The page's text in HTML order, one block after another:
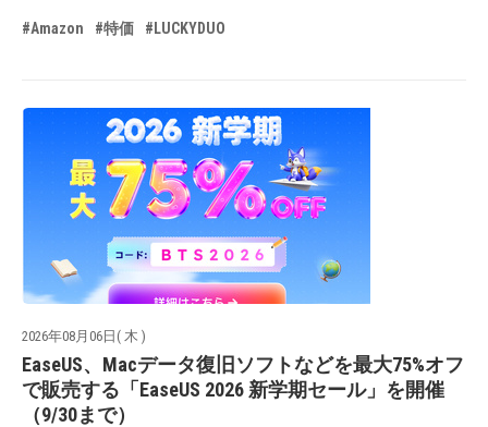
#Amazon #特価 #LUCKYDUO
2026年08月06日( 木 )
EaseUS、Macデータ復旧ソフトなどを最大75%オフ
で販売する「EaseUS 2026 新学期セール」を開催
（9/30まで）